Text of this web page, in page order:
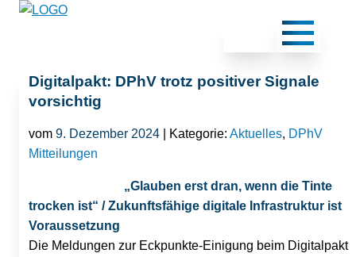
Digitalpakt: DPhV trotz positiver Signale
vorsichtig
vom 9. Dezember 2024 | Kategorie: Aktuelles, DPhV
Mitteilungen
„Glauben erst dran, wenn die Tinte
trocken ist“ / Zukunftsfähige digitale Infrastruktur ist
Voraussetzung
Die Meldungen zur Eckpunkte-Einigung beim Digitalpakt